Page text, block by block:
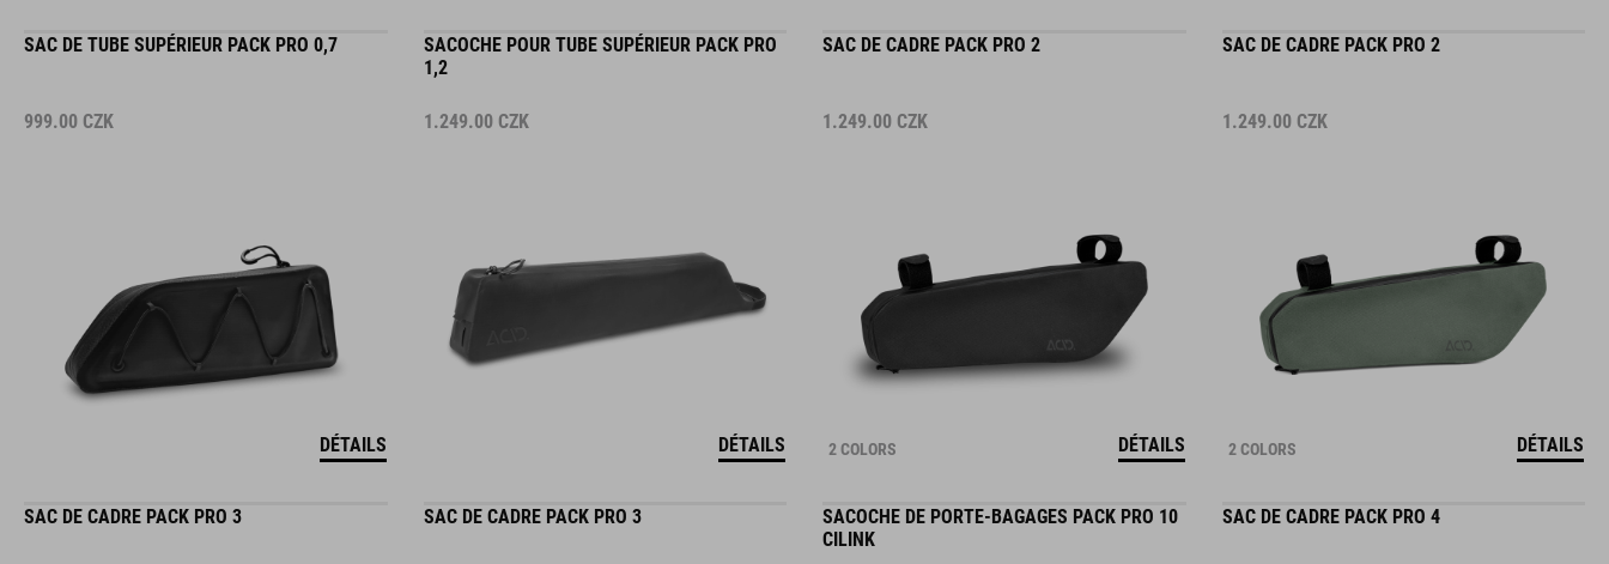
SAC DE TUBE SUPÉRIEUR PACK PRO 0,7
999.00 CZK
DÉTAILS
SACOCHE POUR TUBE SUPÉRIEUR PACK PRO
1,2
1.249.00 CZK
DÉTAILS
SAC DE CADRE PACK PRO 2
1.249.00 CZK
2 COLORS DÉTAILS
SAC DE CADRE PACK PRO 2
1.249.00 CZK
2 COLORS DÉTAILS
SAC DE CADRE PACK PRO 3 SAC DE CADRE PACK PRO 3
SACOCHE DE PORTE-BAGAGES PACK PRO 10
CILINK
SAC DE CADRE PACK PRO 4